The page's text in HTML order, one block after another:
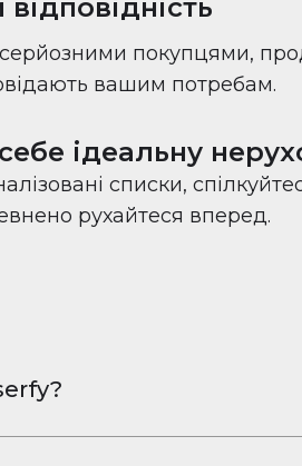
серйозними покупцями,
вашим потребам.
ідеальну
списки,
рухайтеся вперед.